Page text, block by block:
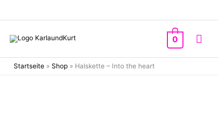
0
Startseite » Shop » Halskette – Into the heart